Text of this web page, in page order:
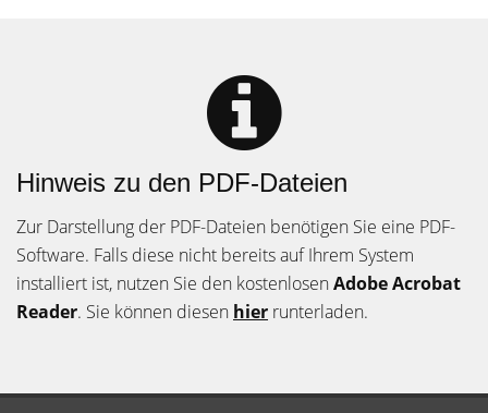
Hinweis zu den PDF-Dateien
Zur Darstellung der PDF-Dateien benötigen Sie eine PDF-
Software. Falls diese nicht bereits auf Ihrem System
installiert ist, nutzen Sie den kostenlosenAdobe Acrobat
Reader. Sie können diesen hier runterladen.